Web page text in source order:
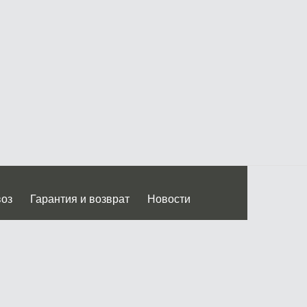
Гарантия и возврат Новости